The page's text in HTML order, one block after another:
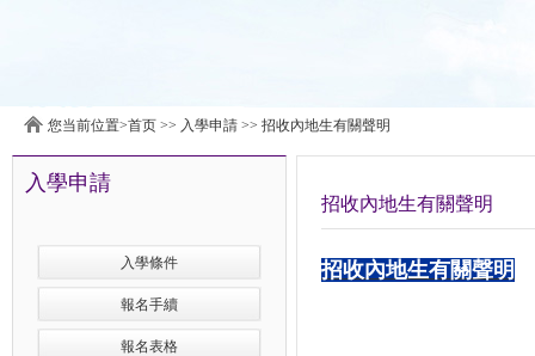
您当前位置>首页 >> 入學申請 >> 招收內地生有關聲明
入學申請
入學條件
報名手續
報名表格
招收內地生有關聲明
招收內地生有關聲明